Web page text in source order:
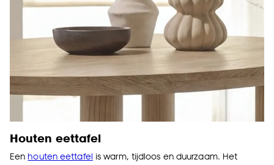
Houten eettafel
Eenhouten eettafel is warm, tijdloos en duurzaam. Het